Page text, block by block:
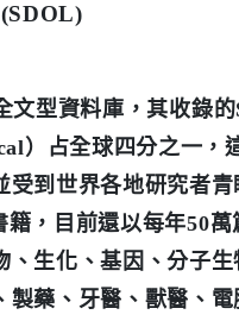
文型資料庫，其收錄的
）占全球四分之一，
受到世界各地研究者
籍，目前還以每年50萬
、生化、基因、分子
製藥、牙醫、獸醫、